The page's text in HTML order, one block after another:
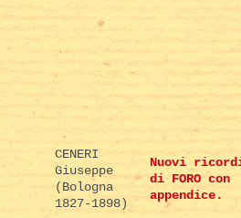
CENERI
Giuseppe
(Bologna
1827-1898)
Nuovi
di FORO con
appendice.